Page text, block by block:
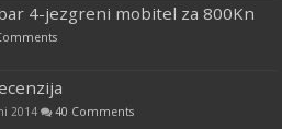
4-jezgreni mobitel za 800Kn
2014 40 Comments